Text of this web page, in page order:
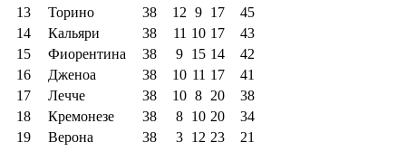
13
Торино 38 12 9 17
45
14
Кальяри 38 11 10 17
43
15
Фиорентина 38 9 15 14
42
16
Дженоа 38 10 11 17
41
17
Лечче 38 10 8 20
38
18
Кремонезе 38 8 10 20
34
19
Верона 38 3 12 23
21